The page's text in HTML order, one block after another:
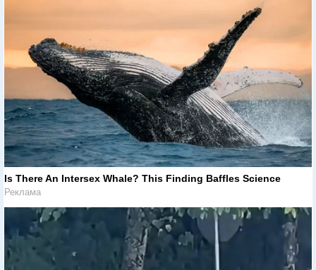
Is There An Intersex Whale? This Finding Baffles Science
Реклама